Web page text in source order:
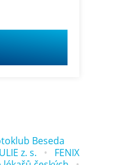
Beseda
z. s.
FENIX